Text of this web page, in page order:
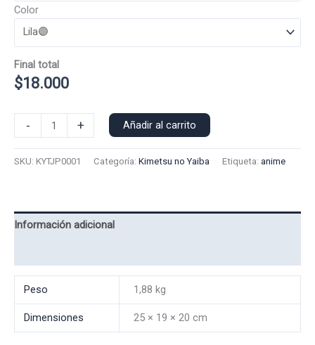
Color
Final total
$18.000
-
Polo
+ Añadir al carrito
SKU: KYTJP0001 Categoría: Kimetsu no Yaiba Etiqueta: anime
Información adicional
Peso 1,88 kg
Dimensiones 25 × 19 × 20 cm